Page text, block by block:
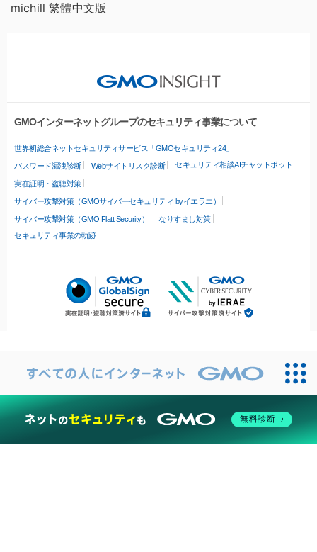
michill 繁體中文版
GMOインターネットグループのセキュリティ事業について
世界初総合ネットセキュリティサービス「GMOセキュリティ24」
パスワード漏洩診断 Webサイトリスク診断 セキュリティ相談AIチャットボット
実在証明・盗聴対策
サイバー攻撃対策（GMOサイバーセキュリティ byイエラエ）
サイバー攻撃対策（GMO Flatt Security）
なりすまし対策
セキュリティ事業の軌跡
無料診断